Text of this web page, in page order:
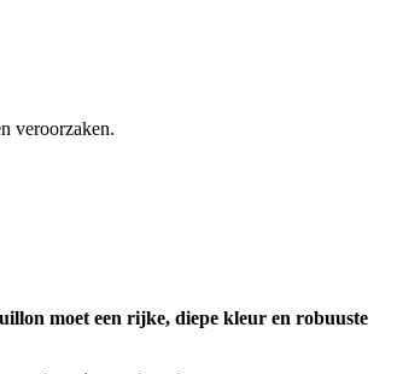
veroorzaken.
moet een rijke, diepe kleur en robuuste